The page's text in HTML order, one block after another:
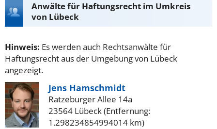
Anwälte für Haftungsrecht im Umkreis
von Lübeck
Hinweis: Es werden auch Rechtsanwälte für
Haftungsrecht aus der Umgebung von Lübeck
angezeigt.
Jens Hamschmidt
Ratzeburger Allee 14a
23564 Lübeck (Entfernung:
1.298234854994014 km)